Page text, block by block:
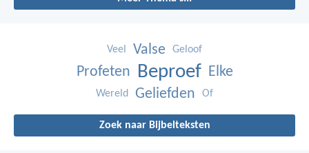
Veel Valse Geloof
Profeten Beproef Elke
Wereld Geliefden Of
Zoek naar Bijbelteksten